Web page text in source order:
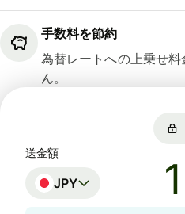
手数料を節約
為替レートへの上乗せ
ん。
送金額
JPY